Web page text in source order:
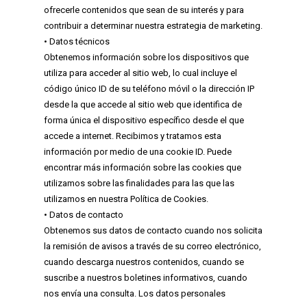
ofrecerle contenidos que sean de su interés y para
contribuir a determinar nuestra estrategia de marketing.
• Datos técnicos
Obtenemos información sobre los dispositivos que
utiliza para acceder al sitio web, lo cual incluye el
código único ID de su teléfono móvil o la dirección IP
desde la que accede al sitio web que identifica de
forma única el dispositivo específico desde el que
accede a internet. Recibimos y tratamos esta
información por medio de una cookie ID. Puede
encontrar más información sobre las cookies que
utilizamos sobre las finalidades para las que las
utilizamos en nuestra Política de Cookies.
• Datos de contacto
Obtenemos sus datos de contacto cuando nos solicita
la remisión de avisos a través de su correo electrónico,
cuando descarga nuestros contenidos, cuando se
suscribe a nuestros boletines informativos, cuando
nos envía una consulta. Los datos personales